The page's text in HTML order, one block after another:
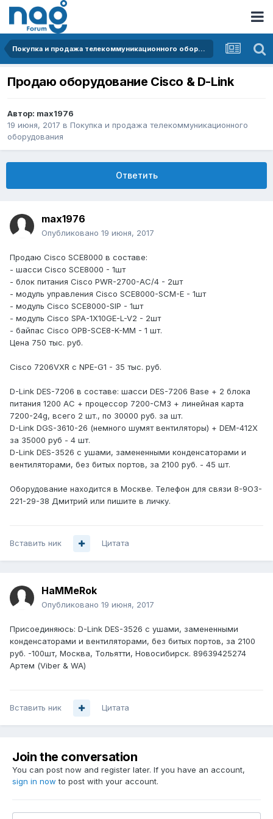
Покупка и продажа телекоммуникационного оборудования
Продаю оборудование Cisco & D-Link
Автор: max1976
19 июня, 2017 в Покупка и продажа телекоммуникационного
оборудования
Ответить
max1976
Опубликовано 19 июня, 2017
Продаю Cisco SCE8000 в составе:
- шасси Cisco SCE8000 - 1шт
- блок питания Cisco PWR-2700-AC/4 - 2шт
- модуль управления Cisco SCE8000-SCM-E - 1шт
- модуль Cisco SCE8000-SIP - 1шт
- модуль Cisco SPA-1X10GE-L-V2 - 2шт
- байпас Cisco OPB-SCE8-K-MM - 1 шт.
Цена 750 тыс. руб.
Cisco 7206VXR с NPE-G1 - 35 тыс. руб.
D-Link DES-7206 в составе: шасси DES-7206 Base + 2 блока
питания 1200 AC + процессор 7200-CM3 + линейная карта
7200-24g, всего 2 шт., по 30000 руб. за шт.
D-Link DGS-3610-26 (немного шумят вентиляторы) + DEM-412X
за 35000 руб - 4 шт.
D-Link DES-3526 с ушами, замененными конденсаторами и
вентиляторами, без битых портов, за 2100 руб. - 45 шт.
Оборудование находится в Москве. Телефон для связи 8-9О3-
221-29-38 Дмитрий или пишите в личку.
Вставить ник Цитата
HaMMeRok
Опубликовано 19 июня, 2017
Присоединяюсь: D-Link DES-3526 с ушами, замененными
конденсаторами и вентиляторами, без битых портов, за 2100
руб. -100шт, Москва, Тольятти, Новосибирск. 89639425274
Артем (Viber & WA)
Вставить ник Цитата
Join the conversation
You can post now and register later. If you have an account,
sign in now to post with your account.